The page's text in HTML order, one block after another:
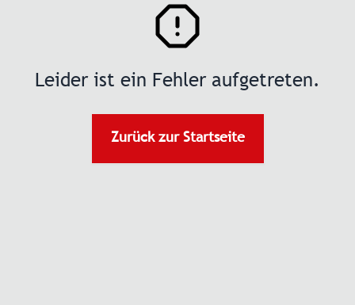
Leider ist ein Fehler aufgetreten.
Zurück zur Startseite